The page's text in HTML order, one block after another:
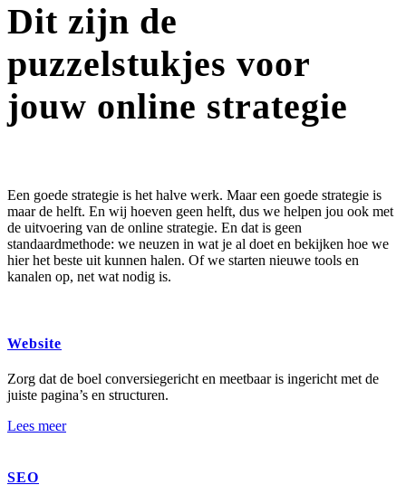
Dit zijn de
puzzelstukjes voor
jouw online strategie
Een goede strategie is het halve werk. Maar een goede strategie is
maar de helft. En wij hoeven geen helft, dus we helpen jou ook met
de uitvoering van de online strategie. En dat is geen
standaardmethode: we neuzen in wat je al doet en bekijken hoe we
hier het beste uit kunnen halen. Of we starten nieuwe tools en
kanalen op, net wat nodig is.
Website
Zorg dat de boel conversiegericht en meetbaar is ingericht met de
juiste pagina’s en structuren.
Lees meer
SEO